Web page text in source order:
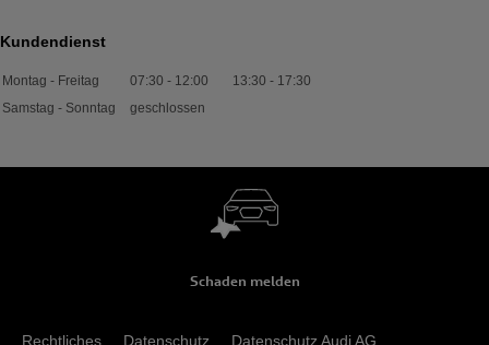
Kundendienst
Montag - Freitag 07:30 - 12:00 13:30 - 17:30
Samstag - Sonntag
geschlossen
Schaden melden
Rechtliches Datenschutz Datenschutz Audi AG